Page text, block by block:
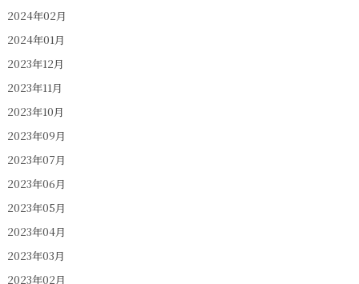
2024年02月
2024年01月
2023年12月
2023年11月
2023年10月
2023年09月
2023年07月
2023年06月
2023年05月
2023年04月
2023年03月
2023年02月